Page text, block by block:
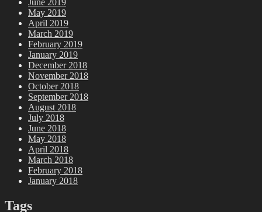
May 2019
April 2019
March 2019
February 2019
January 2019
December 2018
November 2018
October 2018
September 2018
August 2018
July 2018
June 2018
May 2018
April 2018
March 2018
February 2018
January 2018
Tags